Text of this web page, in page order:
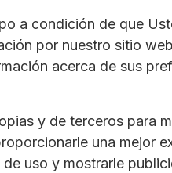
a condición de que
por nuestro sitio
acerca de sus
y de terceros para
una mejor
uso y mostrarle